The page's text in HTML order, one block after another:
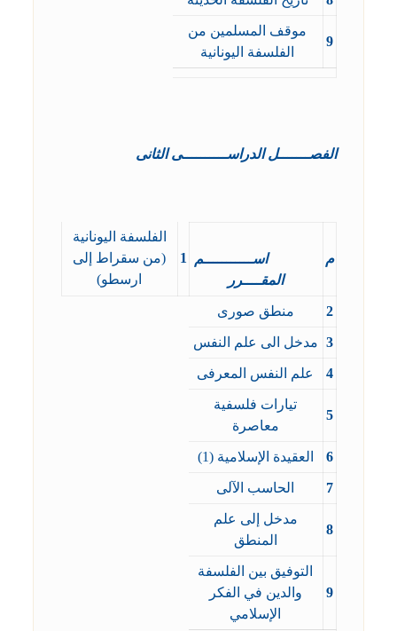
9
موقف المسلمين من
الفلسفة اليونانية
الفصـــــــل الدراســــــــــى الثانى
م
اســـــــــــم
المقــــرر
1
الفلسفة اليونانية
(من سقراط إلى
ارسطو)
2 منطق صورى
3 مدخل الى علم النفس
4 علم النفس المعرفى
5
تيارات فلسفية
معاصرة
6 العقيدة الإسلامية (1)
7 الحاسب الآلى
8
مدخل إلى علم
المنطق
9
التوفيق بين الفلسفة
والدين في الفكر
الإسلامي